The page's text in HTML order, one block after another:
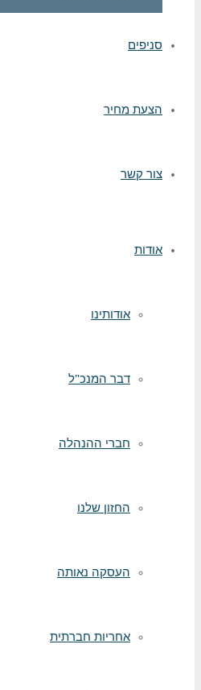
סניפים
הצעת מחיר
צור קשר
אודות
אודותינו
דבר המנכ"ל
חברי ההנהלה
החזון שלנו
העסקה נאותה
אחריות חברתית